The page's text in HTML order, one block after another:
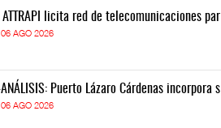
ATTRAPI licita red de telecomunicaciones par
06 AGO 2026
ANÁLISIS: Puerto Lázaro Cárdenas incorpora s
06 AGO 2026